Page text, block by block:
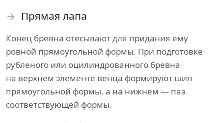
Прямая лапа
Конец бревна отесывают для придания ему
ровной прямоугольной формы. При подготовке
рубленого или оцилиндрованного бревна
на верхнем элементе венца формируют шип
прямоугольной формы, а на нижнем — паз
соответствующей формы.